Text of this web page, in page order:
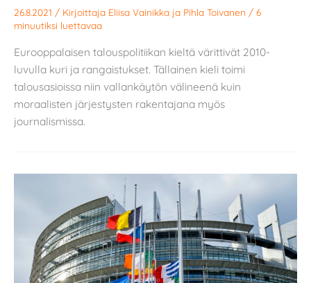
26.8.2021 / Kirjoittaja Eliisa Vainikka ja Pihla Toivanen / 6
minuutiksi luettavaa
Eurooppalaisen talouspolitiikan kieltä värittivät 2010-
luvulla kuri ja rangaistukset. Tällainen kieli toimi
talousasioissa niin vallankäytön välineenä kuin
moraalisten järjestysten rakentajana myös
journalismissa.